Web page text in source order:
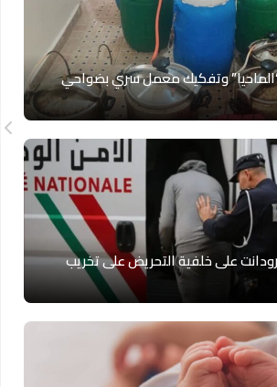
من “الماحيا” وتفكيك معمل سري بضواحي
على خلفية التحريض على تخريب